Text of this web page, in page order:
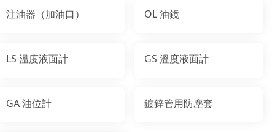
注油器（加油口） OL 油鏡
LS 溫度液面計 GS 溫度液面計
GA 油位計 鍍鋅管用防塵套